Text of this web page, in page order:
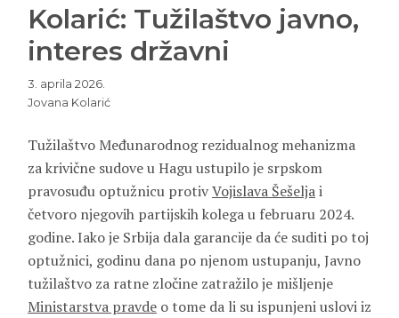
Kolarić: Tužilaštvo javno,
interes državni
3. aprila 2026.
Jovana Kolarić
Tužilaštvo Međunarodnog rezidualnog mehanizma
za krivične sudove u Hagu ustupilo je srpskom
pravosuđu optužnicu protivVojislava Šešeljai
četvoro njegovih partijskih kolega u februaru 2024.
godine. Iako je Srbija dala garancije da će suditi po toj
optužnici, godinu dana po njenom ustupanju, Javno
tužilaštvo za ratne zločine zatražilo je mišljenje
Ministarstva pravde o tome da li su ispunjeni uslovi iz